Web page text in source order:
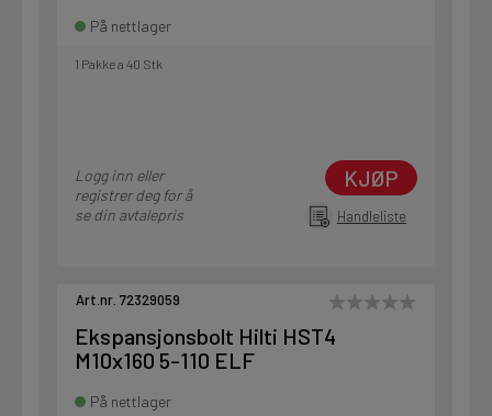
På nettlager
1 Pakke a 40 Stk
Logg inn eller
registrer deg for å
se din avtalepris
KJØP
Handleliste
Art.nr. 72329059
Ekspansjonsbolt Hilti HST4
M10x160 5-110 ELF
På nettlager